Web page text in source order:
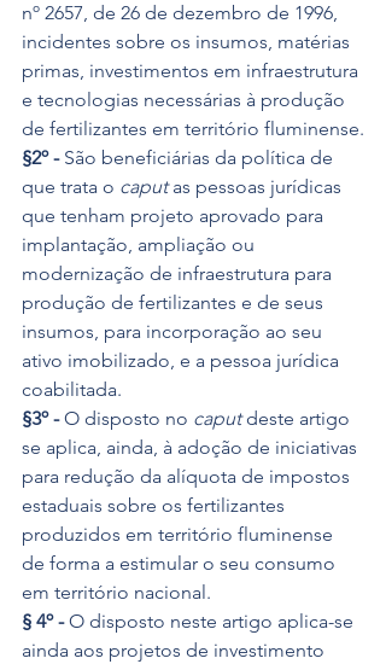
nº 2657, de 26 de dezembro de 1996,
incidentes sobre os insumos, matérias
primas, investimentos em infraestrutura
e tecnologias necessárias à produção
de fertilizantes em território fluminense.
§2º - São beneficiárias da política de
que trata o caput as pessoas jurídicas
que tenham projeto aprovado para
implantação, ampliação ou
modernização de infraestrutura para
produção de fertilizantes e de seus
insumos, para incorporação ao seu
ativo imobilizado, e a pessoa jurídica
coabilitada.
§3º - O disposto no caput deste artigo
se aplica, ainda, à adoção de iniciativas
para redução da alíquota de impostos
estaduais sobre os fertilizantes
produzidos em território fluminense
de forma a estimular o seu consumo
em território nacional.
§ 4º - O disposto neste artigo aplica-se
ainda aos projetos de investimento